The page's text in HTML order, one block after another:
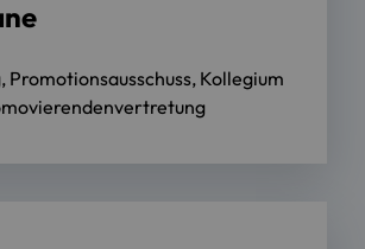
Promotionsausschuss, Kollegium